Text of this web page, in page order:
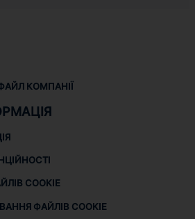
КОМПАНІЇ
COOKIE
ФАЙЛІВ COOKIE